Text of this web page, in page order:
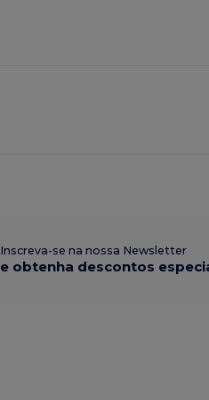
Inscreva-se na nossa Newsletter
e obtenha descontos